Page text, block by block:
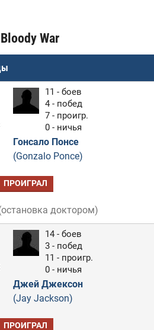
War
11 - боев
4 - побед
7 - проигр.
0 - ничья
Гонсало Понсе
(Gonzalo Ponce)
ПРОИГРАЛ
остановка доктором)
14 - боев
3 - побед
11 - проигр.
0 - ничья
Джей Джексон
(Jay Jackson)
ПРОИГРАЛ